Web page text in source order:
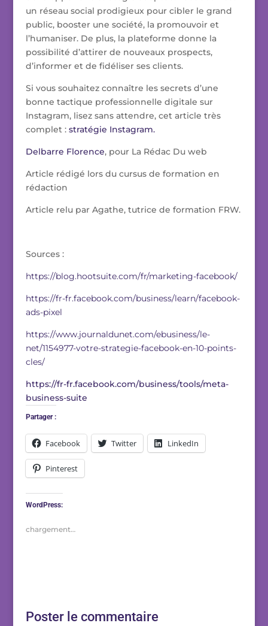
un réseau social prodigieux pour cibler le grand
public, booster une société, la promouvoir et
l’humaniser. De plus, la plateforme donne la
possibilité d’attirer de nouveaux prospects,
d’informer et de fidéliser ses clients.
Si vous souhaitez connaître les secrets d’une
bonne tactique professionnelle digitale sur
Instagram, lisez sans attendre, cet article très
complet : stratégie Instagram.
Delbarre Florence, pour La Rédac Du web
Article rédigé lors du cursus de formation en
rédaction
Article relu par Agathe, tutrice de formation FRW.
Sources :
https://blog.hootsuite.com/fr/marketing-facebook/
https://fr-fr.facebook.com/business/learn/facebook-
ads-pixel
https://www.journaldunet.com/ebusiness/le-
net/1154977-votre-strategie-facebook-en-10-points-
cles/
https://fr-fr.facebook.com/business/tools/meta-
business-suite
Partager :
Facebook Twitter LinkedIn
Pinterest
WordPress:
chargement…
Poster le commentaire